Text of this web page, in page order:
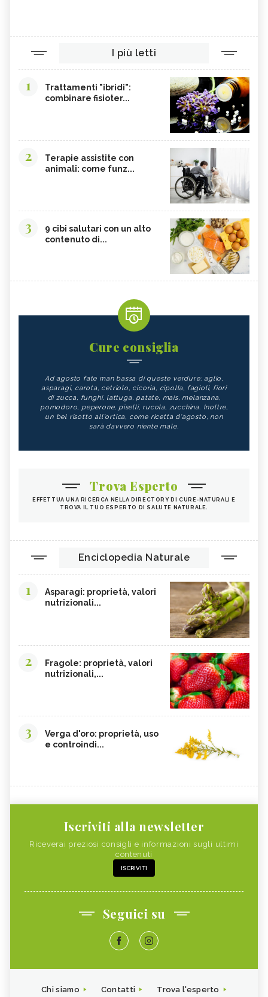
I più letti
1
Trattamenti "ibridi":
combinare fisioter...
2
Terapie assistite con
animali: come funz...
3
9 cibi salutari con un alto
contenuto di...
Cure consiglia
Ad agosto fate man bassa di queste verdure: aglio,
asparagi, carota, cetriolo, cicoria, cipolla, fagioli, fiori
di zucca, funghi, lattuga, patate, mais, melanzana,
pomodoro, peperone, piselli, rucola, zucchina. Inoltre,
un bel risotto all'ortica, come ricetta d'agosto, non
sarà davvero niente male.
Trova Esperto
EFFETTUA UNA RICERCA NELLA DIRECTORY DI CURE-NATURALI E
TROVA IL TUO ESPERTO DI SALUTE NATURALE.
Enciclopedia Naturale
1
Asparagi: proprietà, valori
nutrizionali...
2
Fragole: proprietà, valori
nutrizionali,...
3
Verga d'oro: proprietà, uso
e controindi...
Iscriviti alla newsletter
Riceverai preziosi consigli e informazioni sugli ultimi
contenuti
ISCRIVITI
Seguici su
Chi siamo Contatti Trova l'esperto